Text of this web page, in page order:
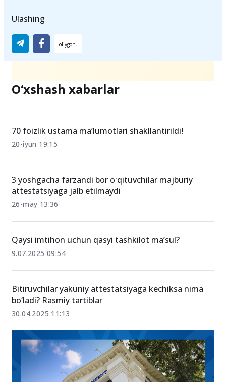
Ulashing
O‘xshash xabarlar
70 foizlik ustama ma’lumotlari shakllantirildi!
20-iyun 19:15
3 yoshgacha farzandi bor oʻqituvchilar majburiy
attestatsiyaga jalb etilmaydi
26-may 13:36
Qaysi imtihon uchun qasyi tashkilot ma’sul?
9.07.2025 09:54
Bitiruvchilar yakuniy attestatsiyaga kechiksa nima
bo‘ladi? Rasmiy tartiblar
30.04.2025 11:13